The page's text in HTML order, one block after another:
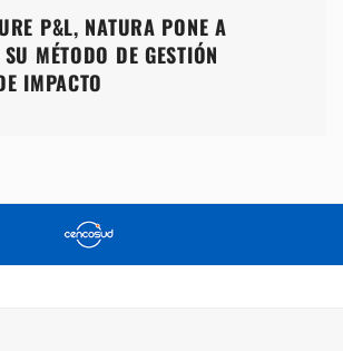
P&L, NATURA PONE A
MÉTODO DE GESTIÓN
IMPACTO